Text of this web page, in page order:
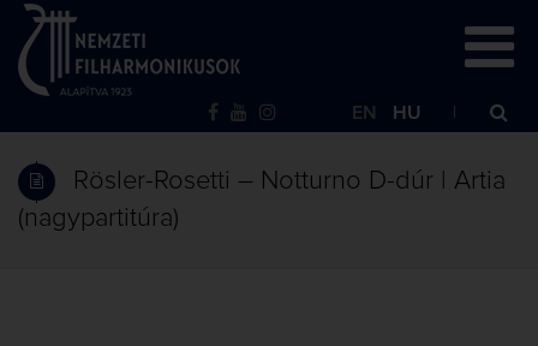
EN HU
Rösler-Rosetti – Notturno D-dúr | Artia
(nagypartitúra)